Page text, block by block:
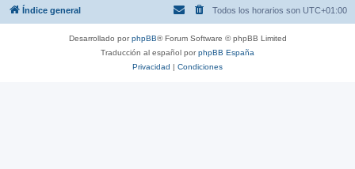
Índice general Todos los horarios son UTC+01:00
Desarrollado porphpBB® Forum Software © phpBB Limited
Traducción al español porphpBB España
Privacidad | Condiciones